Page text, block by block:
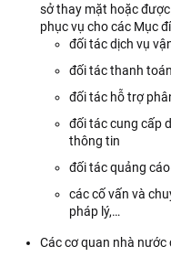
sở thay mặt hoặc
phục vụ cho các Mục
đối tác dịch vụ
đối tác thanh
đối tác hỗ trợ
đối tác cung cấp
thông tin
đối tác quảng
các cố vấn và
pháp lý,…
Các cơ quan nhà nước